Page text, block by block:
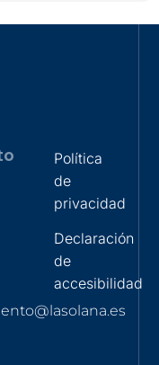
Política
de
privacidad
Declaración
de
accesibilidad